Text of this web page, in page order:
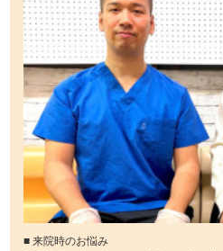
■ 来院時のお悩み